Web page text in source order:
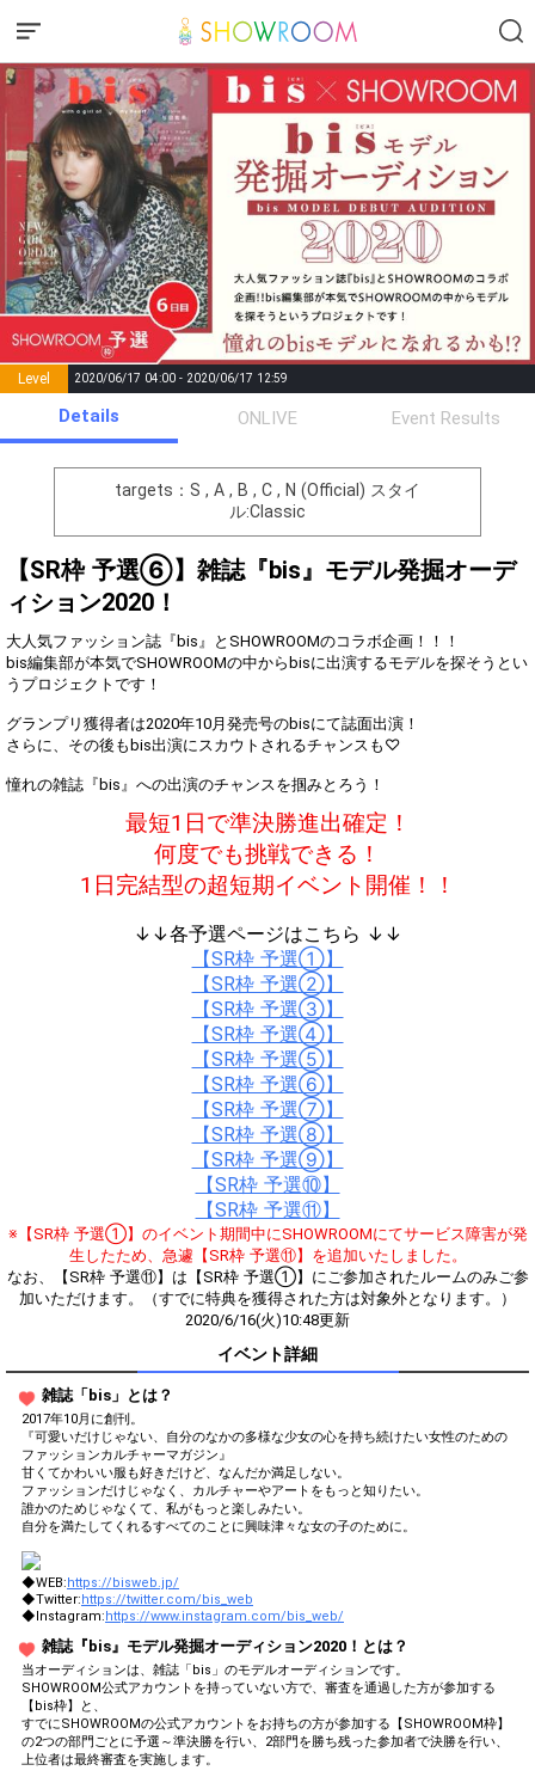
Level 2020/06/17 04:00 - 2020/06/17 12:59
Points List of Goal
number of
positions
Rema
Event Begins!
100000
準決勝進出の最低条件をクリ
ア！上位2位を目指して頑張
ろう！
Gifting
Throw gifts to the stage and join
the live performance.
First, try throwing free Stars
(once a day)! You can also charge
Show Gold to purchase gifts
(available from 1 JPY)! When you
continue to send gifts to the
performer(s), the performer's
popularity ranking and your
To cheer on performers, you can
To send performers paid items,
You can post comments. Please
refrain from posting comments
other users.
Close
Details ONLIVE Event Results
targets：S , A , B , C , N (Official) スタイ
ル:Classic
【SR枠 予選⑥】雑誌『bis』モデル発掘オーデ
ィション2020！
大人気ファッション誌『bis』とSHOWROOMのコラボ企画！！！
bis編集部が本気でSHOWROOMの中からbisに出演するモデルを探そうとい
うプロジェクトです！
グランプリ獲得者は2020年10月発売号のbisにて誌面出演！
さらに、その後もbis出演にスカウトされるチャンスも♡
憧れの雑誌『bis』への出演のチャンスを掴みとろう！
最短1日で準決勝進出確定！
何度でも挑戦できる！
1日完結型の超短期イベント開催！！
↓↓各予選ページはこちら ↓↓
【SR枠 予選①】
【SR枠 予選②】
【SR枠 予選③】
【SR枠 予選④】
【SR枠 予選⑤】
【SR枠 予選⑥】
【SR枠 予選⑦】
【SR枠 予選⑧】
【SR枠 予選⑨】
【SR枠 予選⑩】
【SR枠 予選⑪】
※【SR枠 予選①】のイベント期間中にSHOWROOMにてサービス障害が発
生したため、急遽【SR枠 予選⑪】を追加いたしました。
なお、【SR枠 予選⑪】は【SR枠 予選①】にご参加されたルームのみご参
加いただけます。（すでに特典を獲得された方は対象外となります。）
2020/6/16(火)10:48更新
イベント詳細
雑誌「bis」とは？
2017年10月に創刊。
『可愛いだけじゃない、自分のなかの多様な少女の心を持ち続けたい女性のための
ファッションカルチャーマガジン』
甘くてかわいい服も好きだけど、なんだか満足しない。
ファッションだけじゃなく、カルチャーやアートをもっと知りたい。
誰かのためじゃなくて、私がもっと楽しみたい。
自分を満たしてくれるすべてのことに興味津々な女の子のために。
◆WEB:https://bisweb.jp/
◆Twitter:https://twitter.com/bis_web
◆Instagram:https://www.instagram.com/bis_web/
雑誌『bis』モデル発掘オーディション2020！とは？
当オーディションは、雑誌「bis」のモデルオーディションです。
SHOWROOM公式アカウントを持っていない方で、審査を通過した方が参加する
【bis枠】と、
すでにSHOWROOMの公式アカウントをお持ちの方が参加する【SHOWROOM枠】
の2つの部門ごとに予選～準決勝を行い、2部門を勝ち残った参加者で決勝を行い、
上位者は最終審査を実施します。